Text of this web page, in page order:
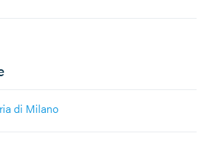
di Milano